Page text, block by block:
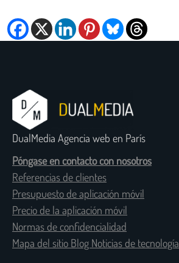
DualMedia Agencia web en París
Póngase en contacto con nosotros
Referencias de clientes
Presupuesto de aplicación móvil
Precio de la aplicación móvil
Normas de confidencialidad
Mapa del sitio Blog Noticias de tecnología